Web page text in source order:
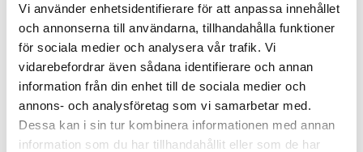
Vi använder enhetsidentifierare för att anpassa innehållet
och annonserna till användarna, tillhandahålla funktioner
för sociala medier och analysera vår trafik. Vi
vidarebefordrar även sådana identifierare och annan
information från din enhet till de sociala medier och
annons- och analysföretag som vi samarbetar med.
Dessa kan i sin tur kombinera informationen med annan
information som du har tillhandahållit eller som de har
Lagerstatus
1 st i lager
Leveranstid
skickas från oss inom 0-1 vardagar
Allmänt